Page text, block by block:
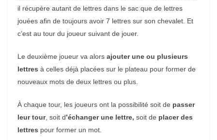
il récupère autant de lettres dans le sac que de lettres
jouées afin de toujours avoir 7 lettres sur son chevalet. Et
c’est au tour du joueur suivant de jouer.
Le deuxième joueur va alors ajouter une ou plusieurs
lettres à celles déjà placées sur le plateau pour former de
nouveaux mots de deux lettres ou plus.
À chaque tour, les joueurs ont la possibilité soit de passer
leur tour, soit d’échanger une lettre, soit de placer des
lettres pour former un mot.